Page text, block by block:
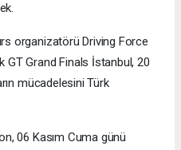
organizatörü Driving Force
GT Grand Finals İstanbul, 20
mücadelesini Türk
06 Kasım Cuma günü